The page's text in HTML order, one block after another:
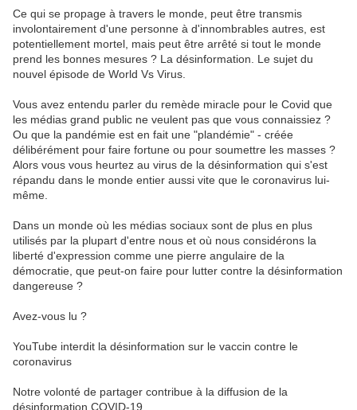
Ce qui se propage à travers le monde, peut être transmis
involontairement d'une personne à d'innombrables autres, est
potentiellement mortel, mais peut être arrêté si tout le monde
prend les bonnes mesures ? La désinformation. Le sujet du
nouvel épisode de World Vs Virus.
Vous avez entendu parler du remède miracle pour le Covid que
les médias grand public ne veulent pas que vous connaissiez ?
Ou que la pandémie est en fait une "plandémie" - créée
délibérément pour faire fortune ou pour soumettre les masses ?
Alors vous vous heurtez au virus de la désinformation qui s'est
répandu dans le monde entier aussi vite que le coronavirus lui-
même.
Dans un monde où les médias sociaux sont de plus en plus
utilisés par la plupart d'entre nous et où nous considérons la
liberté d'expression comme une pierre angulaire de la
démocratie, que peut-on faire pour lutter contre la désinformation
dangereuse ?
Avez-vous lu ?
YouTube interdit la désinformation sur le vaccin contre le
coronavirus
Notre volonté de partager contribue à la diffusion de la
désinformation COVID-19